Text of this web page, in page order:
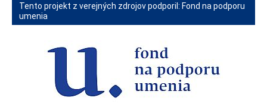
Tento projekt z verejných zdrojov podporil: Fond na podporu
umenia